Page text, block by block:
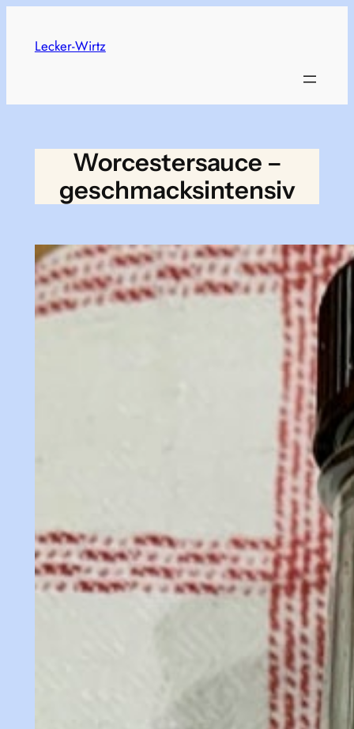
springen
Lecker-Wirtz
Worcestersauce –
geschmacksintensiv